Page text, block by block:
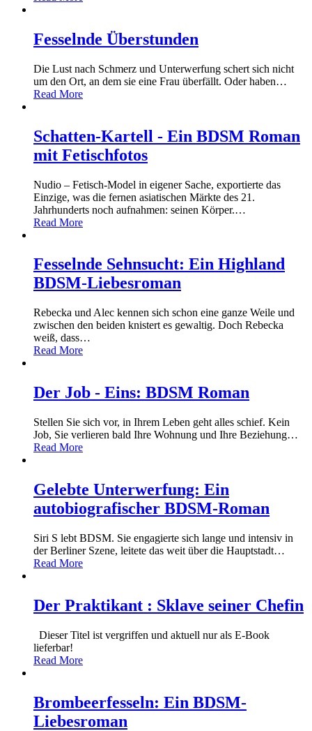
Fesselnde Überstunden
Die Lust nach Schmerz und Unterwerfung schert sich nicht
um den Ort, an dem sie eine Frau überfällt. Oder haben…
Read More
Schatten-Kartell - Ein BDSM Roman
mit Fetischfotos
Nudio – Fetisch-Model in eigener Sache, exportierte das
Einzige, was die fernen asiatischen Märkte des 21.
Jahrhunderts noch aufnahmen: seinen Körper.…
Read More
Fesselnde Sehnsucht: Ein Highland
BDSM-Liebesroman
Rebecka und Alec kennen sich schon eine ganze Weile und
zwischen den beiden knistert es gewaltig. Doch Rebecka
weiß, dass…
Read More
Der Job - Eins: BDSM Roman
Stellen Sie sich vor, in Ihrem Leben geht alles schief. Kein
Job, Sie verlieren bald Ihre Wohnung und Ihre Beziehung…
Read More
Gelebte Unterwerfung: Ein
autobiografischer BDSM-Roman
Siri S lebt BDSM. Sie engagierte sich lange und intensiv in
der Berliner Szene, leitete das weit über die Hauptstadt…
Read More
Der Praktikant : Sklave seiner Chefin
Dieser Titel ist vergriffen und aktuell nur als E-Book
lieferbar!
Read More
Brombeerfesseln: Ein BDSM-
Liebesroman